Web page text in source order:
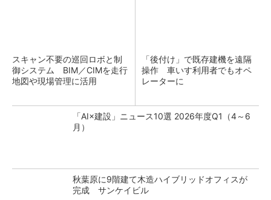
スキャン不要の巡回ロボと制
御システム BIM／CIMを走行
地図や現場管理に活用
「後付け」で既存建機を遠隔
操作 車いす利用者でもオペ
レーターに
「AI×建設」ニュース10選 2026年度Q1（4～6
月）
秋葉原に9階建て木造ハイブリッドオフィスが
完成 サンケイビル